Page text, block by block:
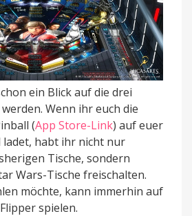
ein Blick auf die drei
Wenn ihr euch die
(App Store-Link) auf euer
ladet, habt ihr nicht nur
Tische, sondern
Wars-Tische freischalten.
möchte, kann immerhin auf
spielen.